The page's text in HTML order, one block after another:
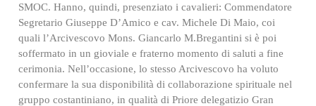
SMOC. Hanno, quindi, presenziato i cavalieri: Commendatore
Segretario Giuseppe D’Amico e cav. Michele Di Maio, coi
quali l’Arcivescovo Mons. Giancarlo M.Bregantini si è poi
soffermato in un gioviale e fraterno momento di saluti a fine
cerimonia. Nell’occasione, lo stesso Arcivescovo ha voluto
confermare la sua disponibilità di collaborazione spirituale nel
gruppo costantiniano, in qualità di Priore delegatizio Gran